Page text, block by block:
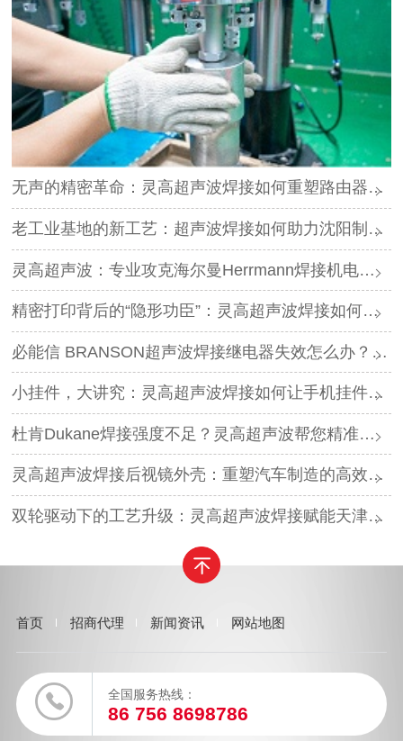
无声的精密革命：灵高超声波焊接如何重塑路由器外壳制造？
老工业基地的新工艺：超声波焊接如何助力沈阳制造转型？
灵高超声波：专业攻克海尔曼Herrmann焊接机电路板短路难题
精密打印背后的“隐形功臣”：灵高超声波焊接如何让喷墨头支架更可靠？
必能信 BRANSON超声波焊接继电器失效怎么办？灵高超声波“四步维修法”精准破局
小挂件，大讲究：灵高超声波焊接如何让手机挂件更“抗造”？
杜肯Dukane焊接强度不足？灵高超声波帮您精准破局
灵高超声波焊接后视镜外壳：重塑汽车制造的高效与美学
双轮驱动下的工艺升级：灵高超声波焊接赋能天津汽车与电子产业
首页 招商代理 新闻资讯 网站地图
全国服务热线：
86 756 8698786